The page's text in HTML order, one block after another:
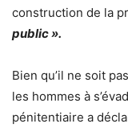
construction de la
public ».
Bien qu’il ne soit
les hommes à
pénitentiaire a